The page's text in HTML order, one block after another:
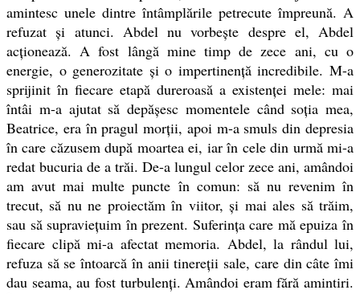
amintesc unele dintre întâmplările petrecute împreună. A
refuzat și atunci. Abdel nu vorbește despre el, Abdel
acționează. A fost lângă mine timp de zece ani, cu o
energie, o generozitate și o impertinență incredibile. M-a
sprijinit în fiecare etapă dureroasă a existenței mele: mai
întâi m-a ajutat să depășesc momentele când soția mea,
Beatrice, era în pragul morții, apoi m-a smuls din depresia
în care căzusem după moartea ei, iar în cele din urmă mi-a
redat bucuria de a trăi. De-a lungul celor zece ani, amândoi
am avut mai multe puncte în comun: să nu revenim în
trecut, să nu ne proiectăm în viitor, și mai ales să trăim,
sau să supraviețuim în prezent. Suferința care mă epuiza în
fiecare clipă mi-a afectat memoria. Abdel, la rândul lui,
refuza să se întoarcă în anii tinereții sale, care din câte îmi
dau seama, au fost turbulenți. Amândoi eram fără amintiri.